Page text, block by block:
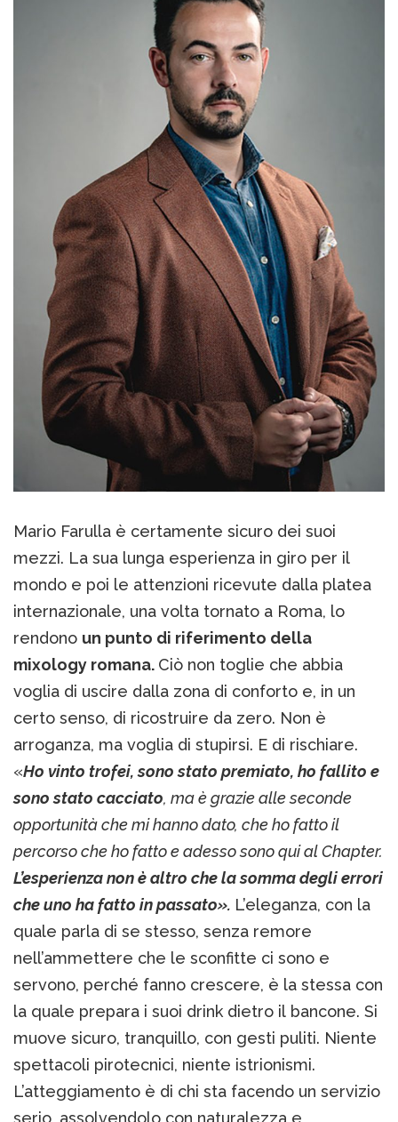
Mario Farulla è certamente sicuro dei suoi
mezzi. La sua lunga esperienza in giro per il
mondo e poi le attenzioni ricevute dalla platea
internazionale, una volta tornato a Roma, lo
rendono un punto di riferimento della
mixology romana. Ciò non toglie che abbia
voglia di uscire dalla zona di conforto e, in un
certo senso, di ricostruire da zero. Non è
arroganza, ma voglia di stupirsi. E di rischiare.
«Ho vinto trofei, sono stato premiato, ho fallito e
sono stato cacciato, ma è grazie alle seconde
opportunità che mi hanno dato, che ho fatto il
percorso che ho fatto e adesso sono qui al Chapter.
L’esperienza non è altro che la somma degli errori
che uno ha fatto in passato». L’eleganza, con la
quale parla di se stesso, senza remore
nell’ammettere che le sconfitte ci sono e
servono, perché fanno crescere, è la stessa con
la quale prepara i suoi drink dietro il bancone. Si
muove sicuro, tranquillo, con gesti puliti. Niente
spettacoli pirotecnici, niente istrionismi.
L’atteggiamento è di chi sta facendo un servizio
serio, assolvendolo con naturalezza e